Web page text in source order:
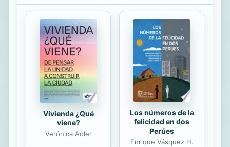
fascinante imagen del «yo» según la
ha entendido la antigua sabiduría de
la cábala. Naturalmente, se trata de
un «yo» que abarca y trasciende la
psique. Lo que emerge es un
detallado cuadro –expuesto con un
rigor científico y claridad
encomiables– de cómo...
Vivienda ¿Qué
viene?
Verónica Adler
Los números de la
felicidad en dos
Perúes
Enrique Vásquez H.